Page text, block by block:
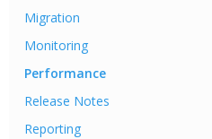
Migration
Monitoring
Performance
Release Notes
Reporting